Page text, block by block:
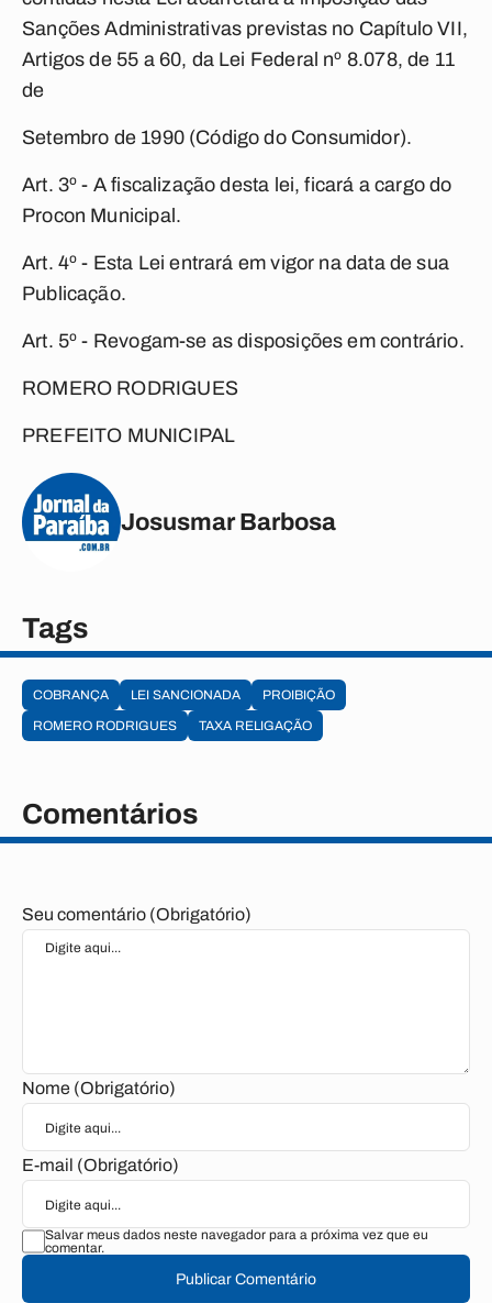
Sanções Administrativas previstas no Capítulo VII,
Artigos de 55 a 60, da Lei Federal nº 8.078, de 11
de
Setembro de 1990 (Código do Consumidor).
Art. 3º - A fiscalização desta lei, ficará a cargo do
Procon Municipal.
Art. 4º - Esta Lei entrará em vigor na data de sua
Publicação.
Art. 5º - Revogam-se as disposições em contrário.
ROMERO RODRIGUES
PREFEITO MUNICIPAL
Josusmar Barbosa
Tags
COBRANÇA LEI SANCIONADA
PROIBIÇÃO
ROMERO RODRIGUES
TAXA RELIGAÇÃO
Comentários
Seu comentário (Obrigatório)
Nome (Obrigatório)
E-mail (Obrigatório)
Salvar meus dados neste navegador para a próxima vez que eu
comentar.
Publicar Comentário